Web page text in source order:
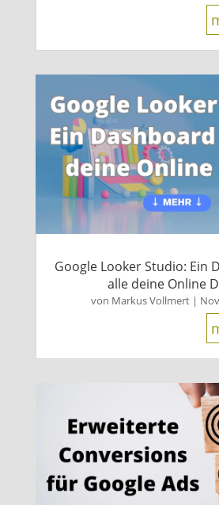
Google Looker Studio: Ein
alle deine Online
von Markus Vollmert |